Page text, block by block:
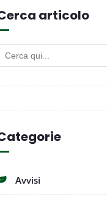
articolo
for:
Avvisi